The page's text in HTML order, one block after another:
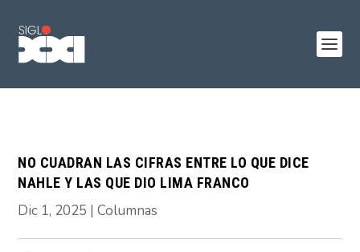
NO CUADRAN LAS CIFRAS ENTRE LO QUE DICE
NAHLE Y LAS QUE DIO LIMA FRANCO
Dic 1, 2025 |Columnas